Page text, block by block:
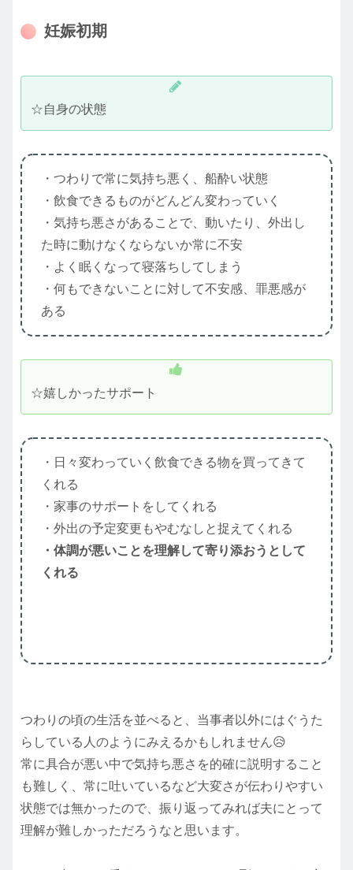
妊娠初期
☆自身の状態
・つわりで常に気持ち悪く、船酔い状態
・飲食できるものがどんどん変わっていく
・気持ち悪さがあることで、動いたり、外出し
た時に動けなくならないか常に不安
・よく眠くなって寝落ちしてしまう
・何もできないことに対して不安感、罪悪感が
ある
☆嬉しかったサポート
・日々変わっていく飲食できる物を買ってきて
くれる
・家事のサポートをしてくれる
・外出の予定変更もやむなしと捉えてくれる
・体調が悪いことを理解して寄り添おうとして
くれる
つわりの頃の生活を並べると、当事者以外にはぐうた
らしている人のようにみえるかもしれません😥
常に具合が悪い中で気持ち悪さを的確に説明すること
も難しく、常に吐いているなど大変さが伝わりやすい
状態では無かったので、振り返ってみれば夫にとって
理解が難しかっただろうなと思います。